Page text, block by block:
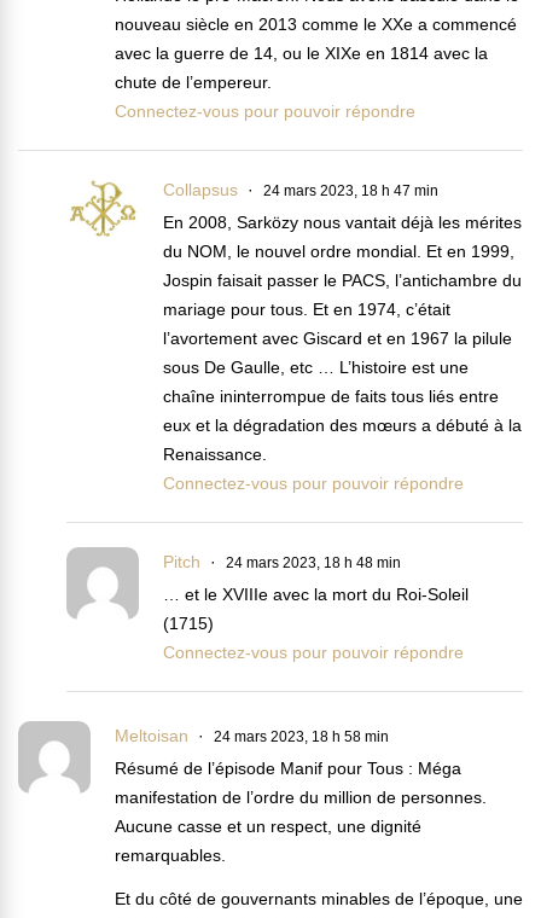
nouveau siècle en 2013 comme le XXe a commencé
avec la guerre de 14, ou le XIXe en 1814 avec la
chute de l’empereur.
Connectez-vous pour pouvoir répondre
Collapsus 24 mars 2023, 18 h 47 min
En 2008, Sarközy nous vantait déjà les mérites
du NOM, le nouvel ordre mondial. Et en 1999,
Jospin faisait passer le PACS, l’antichambre du
mariage pour tous. Et en 1974, c’était
l’avortement avec Giscard et en 1967 la pilule
sous De Gaulle, etc … L’histoire est une
chaîne ininterrompue de faits tous liés entre
eux et la dégradation des mœurs a débuté à la
Renaissance.
Connectez-vous pour pouvoir répondre
Pitch 24 mars 2023, 18 h 48 min
… et le XVIIIe avec la mort du Roi-Soleil
(1715)
Connectez-vous pour pouvoir répondre
Meltoisan 24 mars 2023, 18 h 58 min
Résumé de l’épisode Manif pour Tous : Méga
manifestation de l’ordre du million de personnes.
Aucune casse et un respect, une dignité
remarquables.
Et du côté de gouvernants minables de l’époque, une